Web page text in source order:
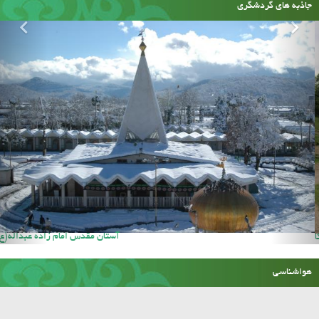
جاذبه های گردشگری
حسینیه سنگ دکا
هواشناسی